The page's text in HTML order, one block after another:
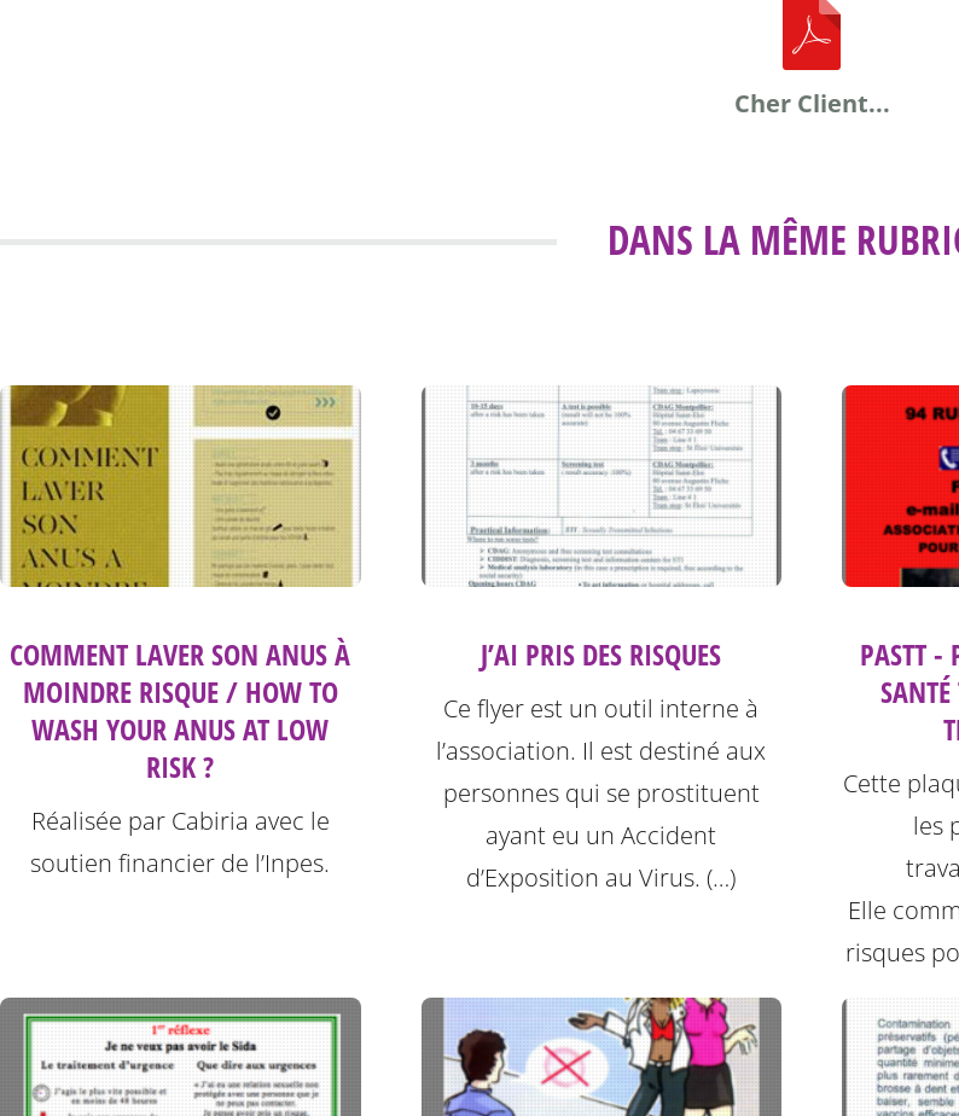
Cher Client...
DANS LA MÊME
COMMENT LAVER SON ANUS À
MOINDRE RISQUE / HOW TO
WASH YOUR ANUS AT LOW
RISK ?
Réalisée par Cabiria avec le
soutien financier de l’Inpes.
J’AI PRIS DES RISQUES
Ce flyer est un outil interne à
l’association. Il est destiné aux
personnes qui se prostituent
ayant eu un Accident
d’Exposition au Virus. (…)
PASTT -
Cette
les
Elle
risques